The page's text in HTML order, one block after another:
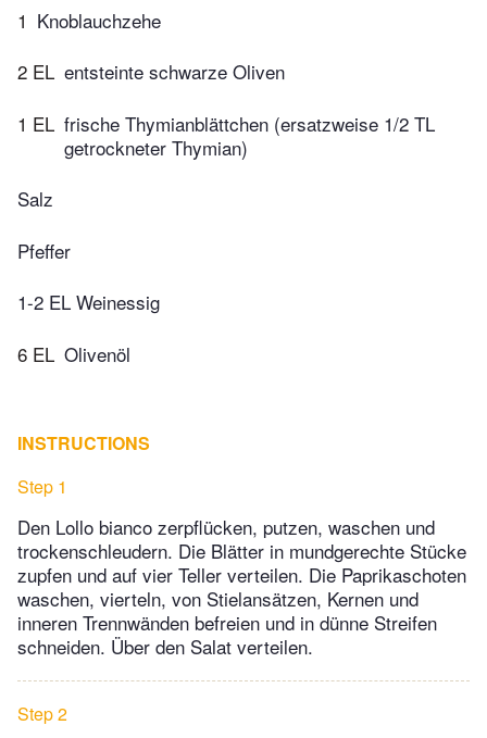
1 Knoblauchzehe
2 EL entsteinte schwarze Oliven
1 EL frische Thymianblättchen (ersatzweise 1/2 TL
getrockneter Thymian)
Salz
Pfeffer
1-2 EL Weinessig
6 EL Olivenöl
INSTRUCTIONS
Step 1
Den Lollo bianco zerpflücken, putzen, waschen und
trockenschleudern. Die Blätter in mundgerechte Stücke
zupfen und auf vier Teller verteilen. Die Paprikaschoten
waschen, vierteln, von Stielansätzen, Kernen und
inneren Trennwänden befreien und in dünne Streifen
schneiden. Über den Salat verteilen.
Step 2